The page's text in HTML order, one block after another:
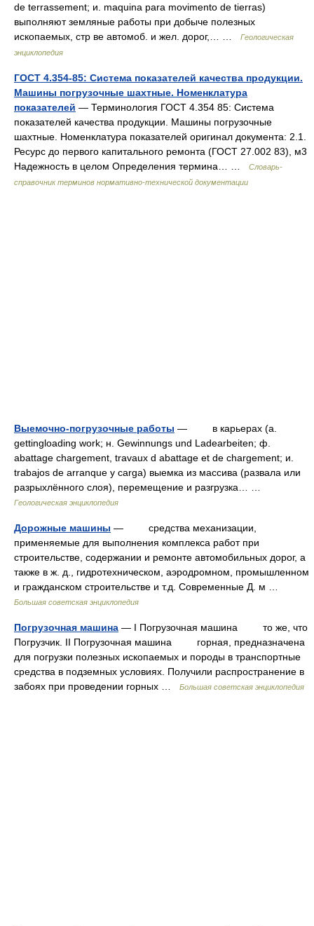
de terrassement; и. maquina para movimento de tierras)
выполняют земляные работы при добыче полезных
ископаемых, стр ве автомоб. и жел. дорог,… …
Геологическая
энциклопедия
ГОСТ 4.354-85: Система показателей качества продукции.
Машины погрузочные шахтные. Номенклатура
показателей — Терминология ГОСТ 4.354 85: Система
показателей качества продукции. Машины погрузочные
шахтные. Номенклатура показателей оригинал документа: 2.1.
Ресурс до первого капитального ремонта (ГОСТ 27.002 83), м3
Надежность в целом Определения термина… …
Словарь-
справочник терминов нормативно-технической документации
Выемочно-погрузочные работы — в карьераx (a.
gettingloading work; н. Gewinnungs und Ladearbeiten; ф.
abattage chargement, travaux d abattage et de chargement; и.
trabajos de arranque y carga) выемка из массива (развала или
разрыхлённого слоя), перемещение и разгрузка… …
Геологическая энциклопедия
Дорожные машины — средства механизации,
применяемые для выполнения комплекса работ при
строительстве, содержании и ремонте автомобильных дорог, а
также в ж. д., гидротехническом, аэродромном, промышленном
и гражданском строительстве и т.д. Современные Д. м …
Большая советская энциклопедия
Погрузочная машина — I Погрузочная машина то же, что
Погрузчик. II Погрузочная машина горная, предназначена
для погрузки полезных ископаемых и породы в транспортные
средства в подземных условиях. Получили распространение в
забоях при проведении горных …
Большая советская энциклопедия